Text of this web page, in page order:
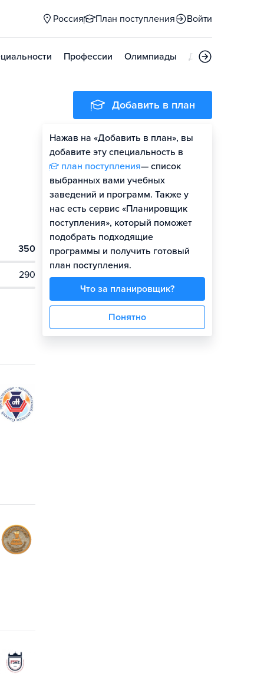
Россия План поступления Войти
Профессии Олимпиады Дни открытых
350
290
Добавить в план
Нажав на «Добавить в план», вы
добавите эту специальность в
план поступления— список
выбранных вами учебных
заведений и программ. Также у
нас есть сервис «Планировщик
поступления», который поможет
подобрать подходящие
программы и получить готовый
план поступления.
Что за планировщик?
Понятно